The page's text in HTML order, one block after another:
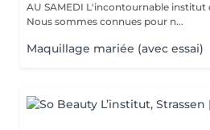
AU SAMEDI L'incontournable institut de beauté à Luxembourg.
Nous sommes connues pour n...
Maquillage mariée (avec essai)